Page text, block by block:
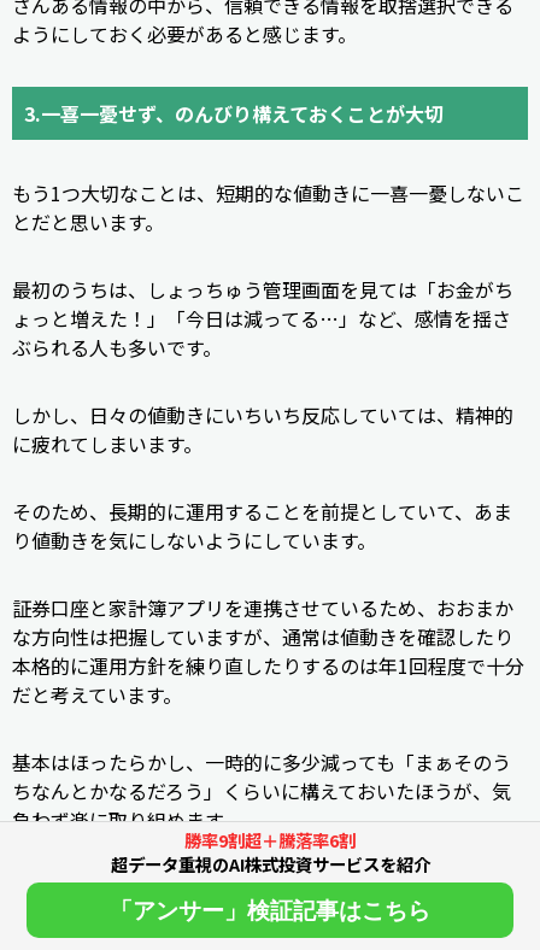
ようにしておく必要があると感じます。
3.一喜一憂せず、のんびり構えておくことが大切
もう1つ大切なことは、短期的な値動きに一喜一憂しないこ
とだと思います。
最初のうちは、しょっちゅう管理画面を見ては「お金がち
ょっと増えた！」「今日は減ってる…」など、感情を揺さ
ぶられる人も多いです。
しかし、日々の値動きにいちいち反応していては、精神的
に疲れてしまいます。
そのため、長期的に運用することを前提としていて、あま
り値動きを気にしないようにしています。
証券口座と家計簿アプリを連携させているため、おおまか
な方向性は把握していますが、通常は値動きを確認したり
本格的に運用方針を練り直したりするのは年1回程度で十分
だと考えています。
基本はほったらかし、一時的に多少減っても「まぁそのう
ちなんとかなるだろう」くらいに構えておいたほうが、気
負わず楽に取り組めます。
iDeCoとは？NISAと似ている？日本の2
大税制優遇制度を徹底比較
勝率9割超＋騰落率6割
超データ重視のAI株式投資サービスを紹介
「アンサー」検証記事はこちら